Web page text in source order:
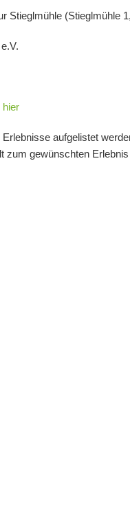
Stieglmühle (Stieglmühle 1,
hier
aufgelistet
zum gewünschten